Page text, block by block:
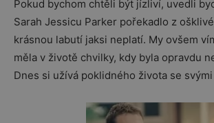
Pokud bychom chtěli být jízliví, uvedli
Sarah Jessicu Parker pořekadlo z
krásnou labutí jaksi neplatí. My ovšem
měla v životě chvilky, kdy byla opravdu
Dnes si užívá poklidného života se